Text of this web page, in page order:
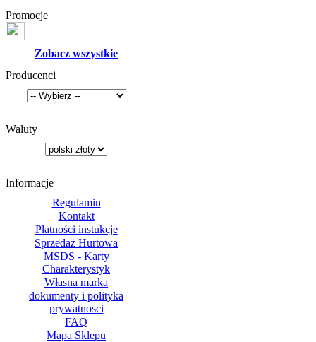
Promocje
Zobacz wszystkie
Producenci
Waluty
Informacje
Regulamin
Kontakt
Płatności instukcje
Sprzedaż Hurtowa
MSDS - Karty
Charakterystyk
Własna marka
dokumenty i polityka
prywatnosci
FAQ
Mapa Sklepu